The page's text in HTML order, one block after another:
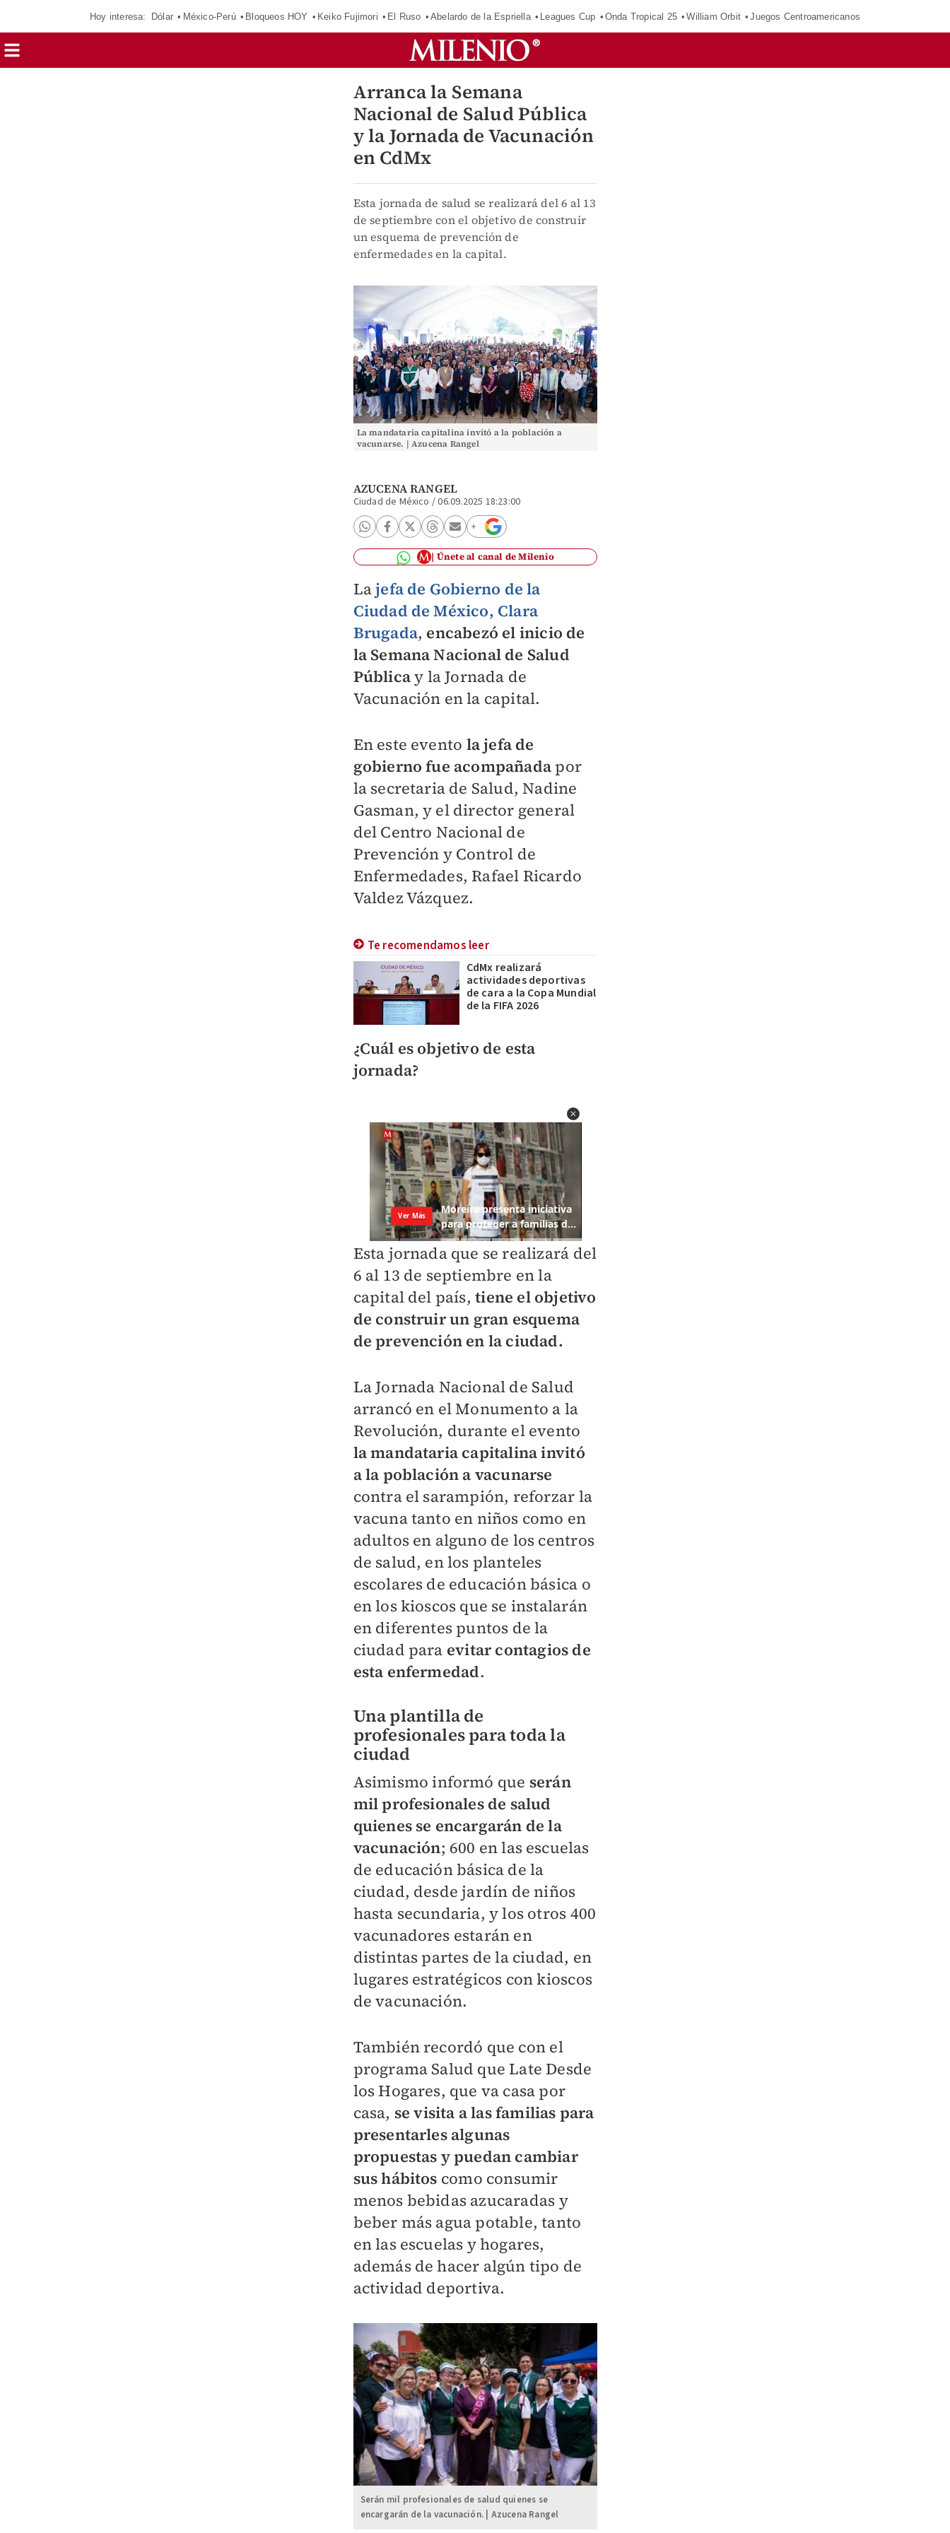
Hoy interesa: Dólar México-Perú Bloqueos HOY Keiko Fujimori El Ruso Abelardo de la Espriella Leagues Cup Onda Tropical 25 William Orbit Juegos Centroamericanos
Arranca la Semana
Nacional de Salud Pública
y la Jornada de Vacunación
en CdMx
Esta jornada de salud se realizará del 6 al 13
de septiembre con el objetivo de construir
un esquema de prevención de
enfermedades en la capital.
La mandataria capitalina invitó a la población a
vacunarse. | Azucena Rangel
AZUCENA RANGEL
Ciudad de México /06.09.2025 18:23:00
Únete al canal de Milenio
Lajefa de Gobierno de la
Ciudad de México, Clara
Brugada, encabezó el inicio de
la Semana Nacional de Salud
Públicay la Jornada de
Vacunación en la capital.
En este evento la jefa de
gobierno fue acompañada por
la secretaria de Salud, Nadine
Gasman, y el director general
del Centro Nacional de
Prevención y Control de
Enfermedades, Rafael Ricardo
Valdez Vázquez.
Te recomendamos leer
CdMx realizará
actividades deportivas
de cara a la Copa Mundial
de la FIFA 2026
¿Cuál es objetivo de esta
jornada?
Esta jornada que se realizará del
6 al 13 de septiembre en la
capital del país, tiene el objetivo
de construir un gran esquema
de prevención en la ciudad.
La Jornada Nacional de Salud
arrancó en el Monumento a la
Revolución, durante el evento
la mandataria capitalina invitó
a la población a vacunarse
contra el sarampión, reforzar la
vacuna tanto en niños como en
adultos en alguno de los centros
de salud, en los planteles
escolares de educación básica o
en los kioscos que se instalarán
en diferentes puntos de la
ciudad para evitar contagios de
esta enfermedad.
Una plantilla de
profesionales para toda la
ciudad
Asimismo informó que serán
mil profesionales de salud
quienes se encargarán de la
vacunación; 600 en las escuelas
de educación básica de la
ciudad, desde jardín de niños
hasta secundaria, y los otros 400
vacunadores estarán en
distintas partes de la ciudad, en
lugares estratégicos con kioscos
de vacunación.
También recordó que con el
programa Salud que Late Desde
los Hogares, que va casa por
casa, se visita a las familias para
presentarles algunas
propuestas y puedan cambiar
sus hábitos como consumir
menos bebidas azucaradas y
beber más agua potable, tanto
en las escuelas y hogares,
además de hacer algún tipo de
actividad deportiva.
Serán mil profesionales de salud quienes se
encargarán de la vacunación. | Azucena Rangel